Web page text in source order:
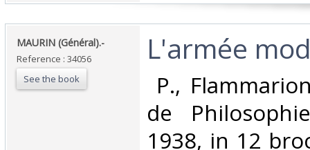
‎MAURIN (Général).-‎
Reference : 34056
See the book
‎L'armée
P.,
de
1938, in 12